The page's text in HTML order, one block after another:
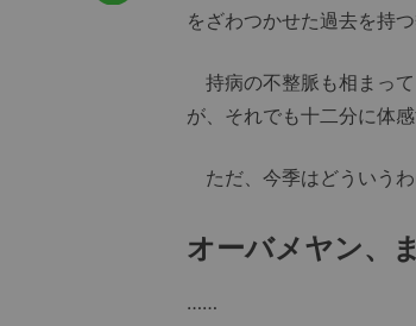
をざわつかせた過去を持
持病の不整脈も相まっ
が、それでも十二分に体
ただ、今季はどういうわ
オーバメヤン、
……